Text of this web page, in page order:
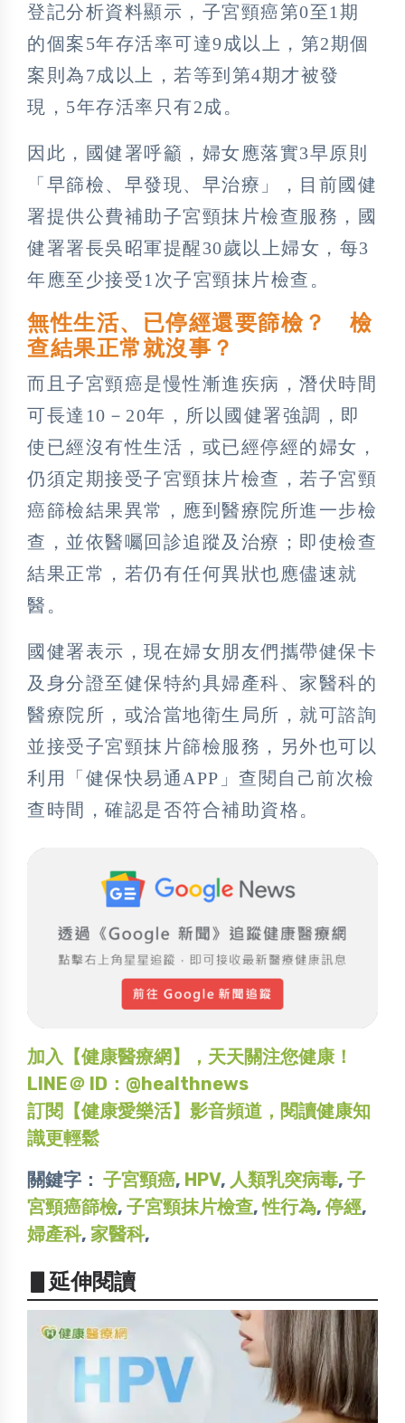
登記分析資料顯示，子宮頸癌第0至1期
的個案5年存活率可達9成以上，第2期個
案則為7成以上，若等到第4期才被發
現，5年存活率只有2成。
因此，國健署呼籲，婦女應落實3早原則
「早篩檢、早發現、早治療」，目前國健
署提供公費補助子宮頸抹片檢查服務，國
健署署長吳昭軍提醒30歲以上婦女，每3
年應至少接受1次子宮頸抹片檢查。
無性生活、已停經還要篩檢？ 檢
查結果正常就沒事？
而且子宮頸癌是慢性漸進疾病，潛伏時間
可長達10－20年，所以國健署強調，即
使已經沒有性生活，或已經停經的婦女，
仍須定期接受子宮頸抹片檢查，若子宮頸
癌篩檢結果異常，應到醫療院所進一步檢
查，並依醫囑回診追蹤及治療；即使檢查
結果正常，若仍有任何異狀也應儘速就
醫。
國健署表示，現在婦女朋友們攜帶健保卡
及身分證至健保特約具婦產科、家醫科的
醫療院所，或洽當地衛生局所，就可諮詢
並接受子宮頸抹片篩檢服務，另外也可以
利用「健保快易通APP」查閱自己前次檢
查時間，確認是否符合補助資格。
加入【健康醫療網】，天天關注您健康！
LINE＠ ID：@healthnews
訂閱【健康愛樂活】影音頻道，閱讀健康知
識更輕鬆
關鍵字： 子宮頸癌, HPV, 人類乳突病毒, 子
宮頸癌篩檢, 子宮頸抹片檢查,性行為, 停經,
婦產科, 家醫科,
▋延伸閱讀